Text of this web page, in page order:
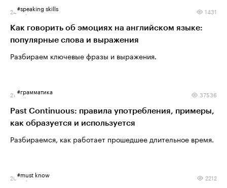
#speaking skills
24 марта 2025 1431
Как говорить об эмоциях на английском языке:
популярные слова и выражения
Разбираем ключевые фразы и выражения.
#грамматика
21 марта 2025 37536
Past Continuous: правила употребления, примеры,
как образуется и используется
Разбираемся, как работает прошедшее длительное время.
#must know
20 марта 2025 2212